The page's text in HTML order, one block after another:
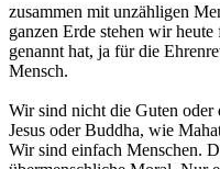
zusammen mit unzähligen
ganzen Erde stehen wir
genannt hat, ja für die
Mensch.
Wir sind nicht die Guten
Jesus oder Buddha, wie
Wir sind einfach Menschen.